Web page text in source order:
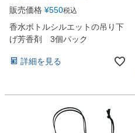
販売価格 ¥550税込
香水ボトルシルエットの吊り下
げ芳香剤 3個パック
詳細を見る